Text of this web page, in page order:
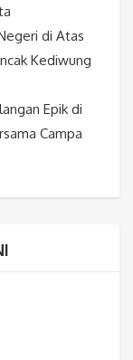
di Atas
Kediwung
Epik di
Campa